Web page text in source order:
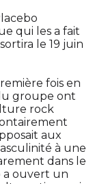
qui les a fait
le 19 juin
fois en
groupe ont
rock
aux
à une
dans le
a ouvert un